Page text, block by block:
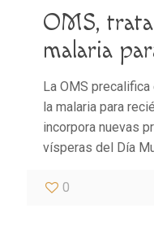
OMS,
malaria
La OMS
la malaria para
incorpora nuevas
vísperas del Día
0